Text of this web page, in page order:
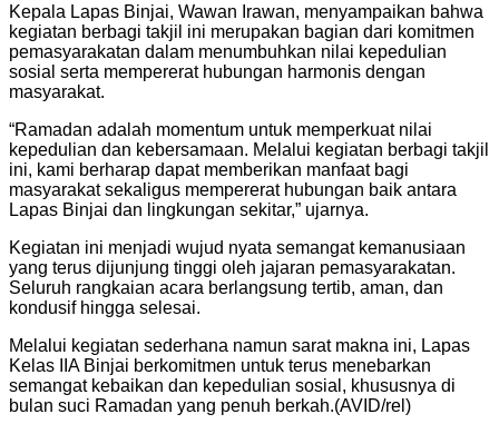
Kepala Lapas Binjai, Wawan Irawan, menyampaikan bahwa
kegiatan berbagi takjil ini merupakan bagian dari komitmen
pemasyarakatan dalam menumbuhkan nilai kepedulian
sosial serta mempererat hubungan harmonis dengan
masyarakat.
“Ramadan adalah momentum untuk memperkuat nilai
kepedulian dan kebersamaan. Melalui kegiatan berbagi takjil
ini, kami berharap dapat memberikan manfaat bagi
masyarakat sekaligus mempererat hubungan baik antara
Lapas Binjai dan lingkungan sekitar,” ujarnya.
Kegiatan ini menjadi wujud nyata semangat kemanusiaan
yang terus dijunjung tinggi oleh jajaran pemasyarakatan.
Seluruh rangkaian acara berlangsung tertib, aman, dan
kondusif hingga selesai.
Melalui kegiatan sederhana namun sarat makna ini, Lapas
Kelas IIA Binjai berkomitmen untuk terus menebarkan
semangat kebaikan dan kepedulian sosial, khususnya di
bulan suci Ramadan yang penuh berkah.(AVID/rel)